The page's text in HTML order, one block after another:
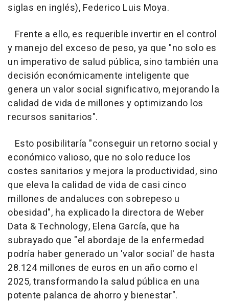
siglas en inglés), Federico Luis Moya.
Frente a ello, es requerible invertir en el control
y manejo del exceso de peso, ya que "no solo es
un imperativo de salud pública, sino también una
decisión económicamente inteligente que
genera un valor social significativo, mejorando la
calidad de vida de millones y optimizando los
recursos sanitarios".
Esto posibilitaría "conseguir un retorno social y
económico valioso, que no solo reduce los
costes sanitarios y mejora la productividad, sino
que eleva la calidad de vida de casi cinco
millones de andaluces con sobrepeso u
obesidad", ha explicado la directora de Weber
Data & Technology, Elena García, que ha
subrayado que "el abordaje de la enfermedad
podría haber generado un 'valor social' de hasta
28.124 millones de euros en un año como el
2025, transformando la salud pública en una
potente palanca de ahorro y bienestar".